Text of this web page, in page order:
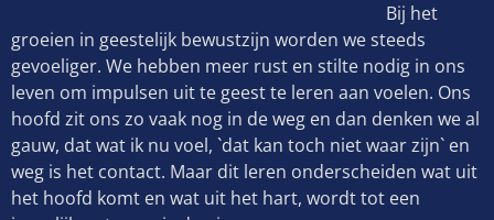
Bij het
groeien in geestelijk bewustzijn worden we steeds
gevoeliger. We hebben meer rust en stilte nodig in ons
leven om impulsen uit te geest te leren aan voelen. Ons
hoofd zit ons zo vaak nog in de weg en dan denken we al
gauw, dat wat ik nu voel, `dat kan toch niet waar zijn` en
weg is het contact. Maar dit leren onderscheiden wat uit
het hoofd komt en wat uit het hart, wordt tot een